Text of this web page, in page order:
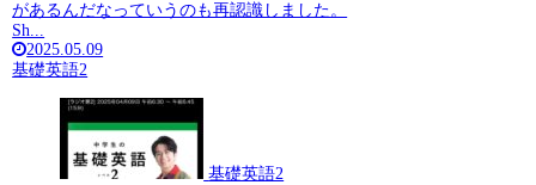
があるんだなっていうのも再認識しました。
Sh...
2025.05.09
基礎英語2
基礎英語2